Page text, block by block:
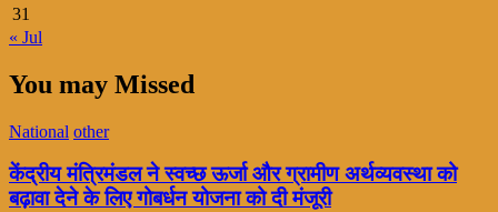
31
« Jul
You may Missed
National other
केंद्रीय मंत्रिमंडल ने स्वच्छ ऊर्जा और ग्रामीण अर्थव्यवस्था को
बढ़ावा देने के लिए गोबर्धन योजना को दी मंजूरी